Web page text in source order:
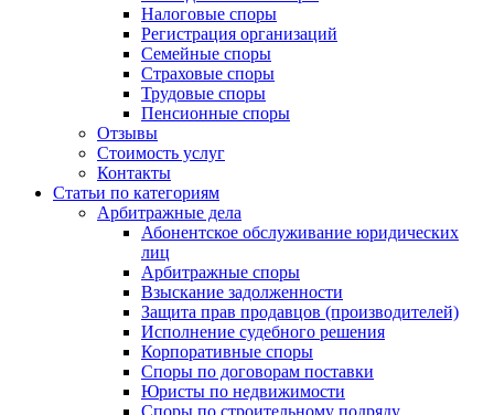
Налоговые споры
Регистрация организаций
Семейные споры
Страховые споры
Трудовые споры
Пенсионные споры
Отзывы
Стоимость услуг
Контакты
Статьи по категориям
Арбитражные дела
Абонентское обслуживание юридических
лиц
Арбитражные споры
Взыскание задолженности
Защита прав продавцов (производителей)
Исполнение судебного решения
Корпоративные споры
Споры по договорам поставки
Юристы по недвижимости
Споры по строительному подряду